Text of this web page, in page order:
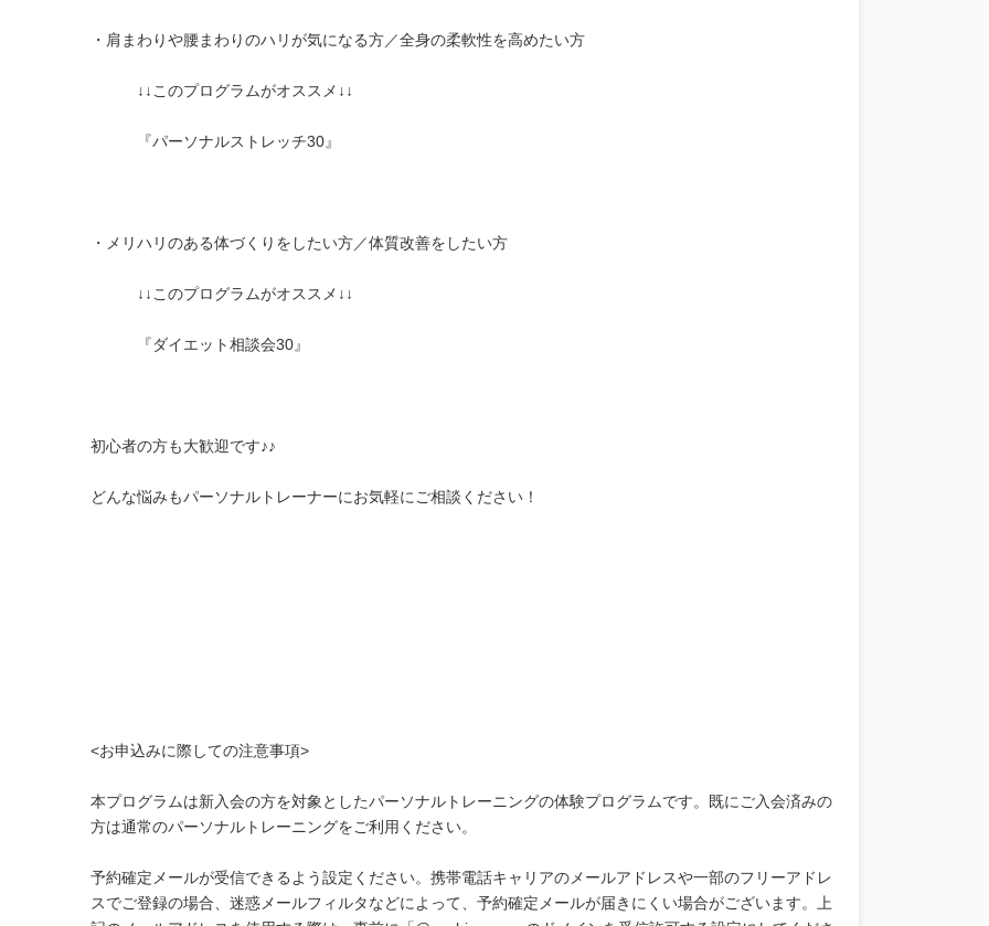
・肩まわりや腰まわりのハリが気になる方／全身の柔軟性を高めたい方
↓↓このプログラムがオススメ↓↓
『パーソナルストレッチ30』
・メリハリのある体づくりをしたい方／体質改善をしたい方
↓↓このプログラムがオススメ↓↓
『ダイエット相談会30』
初心者の方も大歓迎です♪♪
どんな悩みもパーソナルトレーナーにお気軽にご相談ください！
<お申込みに際しての注意事項>
本プログラムは新入会の方を対象としたパーソナルトレーニングの体験プログラムです。既にご入会済みの
方は通常のパーソナルトレーニングをご利用ください。
予約確定メールが受信できるよう設定ください。携帯電話キャリアのメールアドレスや一部のフリーアドレ
スでご登録の場合、迷惑メールフィルタなどによって、予約確定メールが届きにくい場合がございます。上